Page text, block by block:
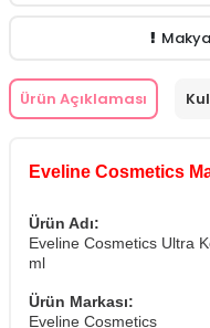
Ürün Açıklaması
Eveline Cosmetics
Ürün Adı:
Eveline Cosmetics Ultra
ml
Ürün Markası:
Eveline Cosmetics